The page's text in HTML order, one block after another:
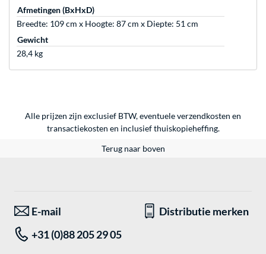
Afmetingen (BxHxD)
Breedte: 109 cm x Hoogte: 87 cm x Diepte: 51 cm
Gewicht
28,4 kg
Alle prijzen zijn exclusief BTW, eventuele verzendkosten en
transactiekosten en inclusief thuiskopieheffing.
Terug naar boven
E-mail
Distributie merken
+31 (0)88 205 29 05